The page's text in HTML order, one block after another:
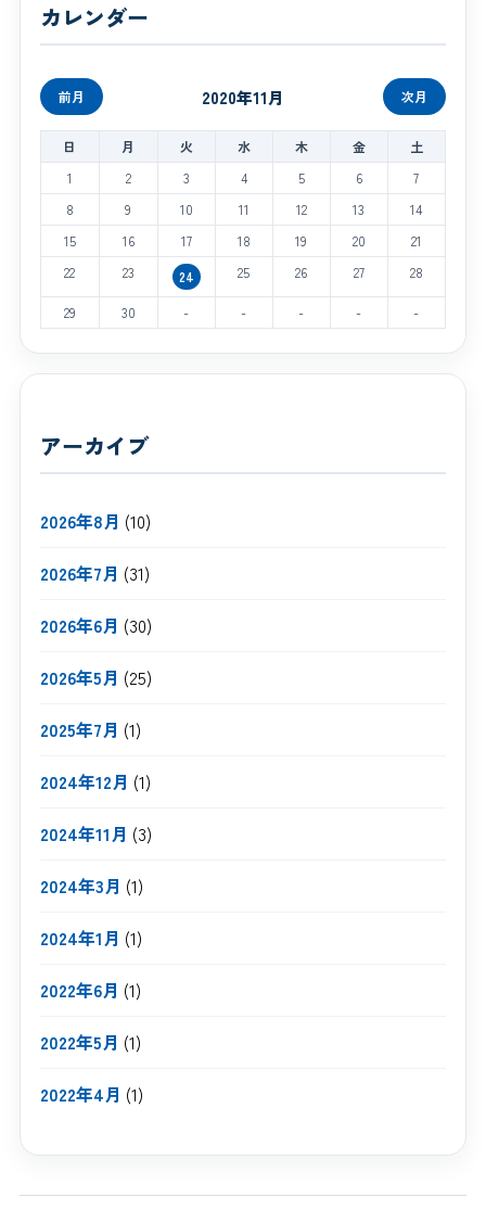
カレンダー
前月 2020年11月 次月
日 月 火 水 木 金
土
1
2 3 4 5 6
7
8
9 10 11 12 13
14
15
16 17 18 19 20
21
22
23 24 25 26 27 28
29 30 - - - - -
アーカイブ
2026年8月 (10)
2026年7月 (31)
2026年6月 (30)
2026年5月 (25)
2025年7月 (1)
2024年12月 (1)
2024年11月 (3)
2024年3月 (1)
2024年1月 (1)
2022年6月 (1)
2022年5月 (1)
2022年4月 (1)